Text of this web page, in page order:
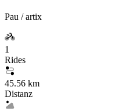
Pau / artix
1
Rides
45.56 km
Distanz